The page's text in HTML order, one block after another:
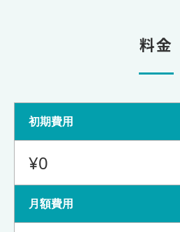
料金
初期費用
¥0
月額費用